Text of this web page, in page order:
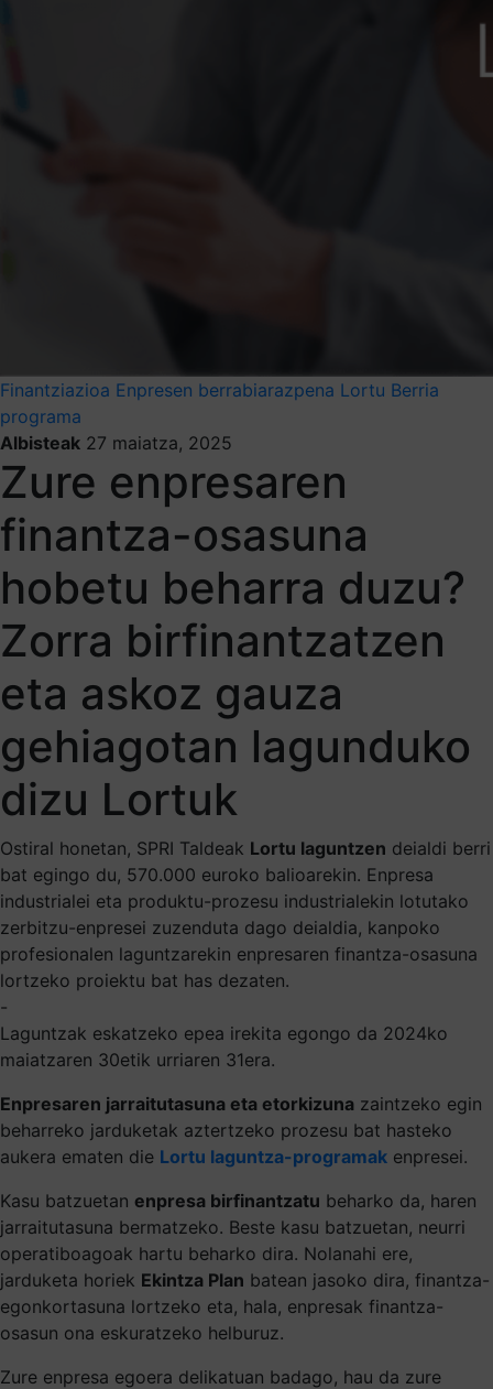
Finantziazioa Enpresen berrabiarazpena Lortu Berria
programa
Albisteak 27 maiatza, 2025
Zure enpresaren
finantza-osasuna
hobetu beharra duzu?
Zorra birfinantzatzen
eta askoz gauza
gehiagotan lagunduko
dizu Lortuk
Ostiral honetan, SPRI Taldeak Lortu laguntzen deialdi berri
bat egingo du, 570.000 euroko balioarekin. Enpresa
industrialei eta produktu-prozesu industrialekin lotutako
zerbitzu-enpresei zuzenduta dago deialdia, kanpoko
profesionalen laguntzarekin enpresaren finantza-osasuna
lortzeko proiektu bat has dezaten.
-
Laguntzak eskatzeko epea irekita egongo da 2024ko
maiatzaren 30etik urriaren 31era.
Enpresaren jarraitutasuna eta etorkizuna zaintzeko egin
beharreko jarduketak aztertzeko prozesu bat hasteko
aukera ematen die Lortu laguntza-programak enpresei.
Kasu batzuetan enpresa birfinantzatu beharko da, haren
jarraitutasuna bermatzeko. Beste kasu batzuetan, neurri
operatiboagoak hartu beharko dira. Nolanahi ere,
jarduketa horiek Ekintza Plan batean jasoko dira, finantza-
egonkortasuna lortzeko eta, hala, enpresak finantza-
osasun ona eskuratzeko helburuz.
Zure enpresa egoera delikatuan badago, hau da zure